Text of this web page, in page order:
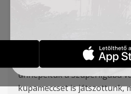
t követi a táblázaton.
Három szép évet töltöttünk
ünnepeltük a Szuperligába
kupameccset is játszottunk,